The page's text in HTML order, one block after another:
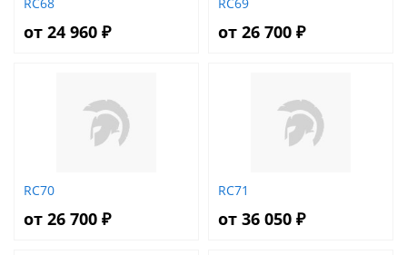
от 24 960 ₽ от 26 700 ₽
RC70
от 26 700 ₽
RC71
от 36 050 ₽